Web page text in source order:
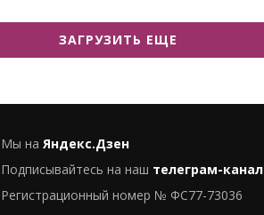
ЗАГРУЗИТЬ ЕЩЕ
Мы на Яндекс.Дзен
Подписывайтесь на наш телеграм-канал
Регистрационный номер № ФС77-73036